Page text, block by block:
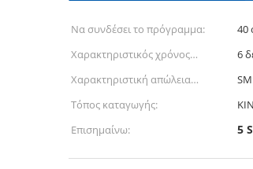
Να συνδέσει το πρόγραμμα: 40
Χαρακτηριστικός χρόνος
συναρμογών:
6
Χαρακτηριστική απώλεια
συναρμογών:
Τόπος καταγωγής:
Επισημαίνω:
5